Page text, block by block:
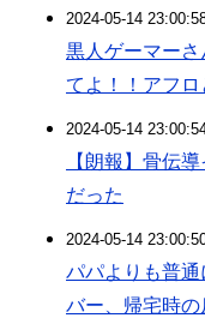
2024-05-14
黒人ゲーマー
てよ！！アフロ
2024-05-14
【朗報】骨伝
だった
2024-05-14
パパよりも普通
バー、帰宅時の